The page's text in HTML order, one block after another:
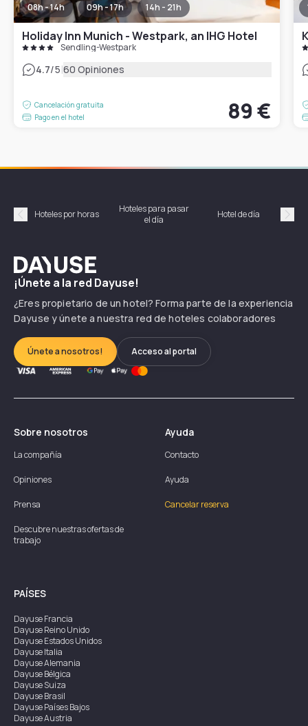
08h - 14h 09h - 17h 14h - 21h
Holiday Inn Munich - Westpark, an IHG Hotel
Sendling-Westpark
4.7/5|60 Opiniones
Cancelación gratuita
Pago en el hotel
89 €
Précédent
Hoteles por horas
Hoteles para pasar
el día
Hotel de día
Dayuse
¡Únete a la red Dayuse!
¿Eres propietario de un hotel? Forma parte de la experiencia
Dayuse y únete a nuestra red de hoteles colaboradores
Únete a nosotros! Acceso al portal
Sobre nosotros
La compañía
Opiniones
Prensa
Descubre nuestras ofertas de
trabajo
Ayuda
Contacto
Ayuda
Cancelar reserva
PAÍSES
DayuseFrancia
DayuseReino Unido
DayuseEstados Unidos
DayuseItalia
DayuseAlemania
DayuseBélgica
DayuseSuiza
DayuseBrasil
DayusePaíses Bajos
DayuseAustria